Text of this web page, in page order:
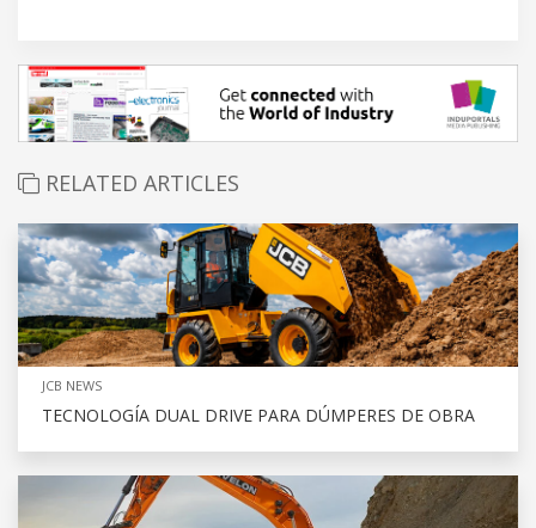
RELATED ARTICLES
JCB NEWS
TECNOLOGÍA DUAL DRIVE PARA DÚMPERES DE OBRA